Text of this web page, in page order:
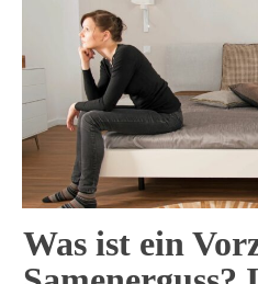
Was ist ein